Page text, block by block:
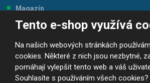
Tento e-shop využívá
Na našich webových stránkách
cookies. Některé z nich jsou nezbytné,
pomáhají vylepšit tento web a váš
Souhlasíte s používáním všech cookies?
Magazín
Tabulka velikostí
© 2026, JP-SPORT.CZ SPORTOVNÍ POTŘEBY